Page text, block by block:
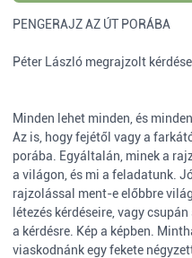
PENGERAJZ AZ ÚT PORÁBA
Péter László megrajzolt
Minden lehet minden, és
Az is, hogy fejétől vagy a
porába. Egyáltalán, minek a
a világon, és mi a feladatunk.
rajzolással ment-e előbbre
létezés kérdéseire, vagy
a kérdésre. Kép a képben.
viaskodnánk egy fekete